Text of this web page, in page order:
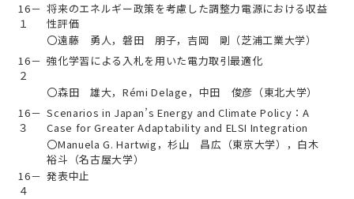
16－
１
将来のエネルギー政策を考慮した調整力電源における収益
性評価
〇遠藤 勇人，磐田 朋子，吉岡 剛（芝浦工業大学）
16－
２
強化学習による入札を用いた電力取引最適化
〇森田 雄大，Rémi Delage，中田 俊彦（東北大学）
16－
３
Scenarios in Japan’s Energy and Climate Policy：A
Case for Greater Adaptability and ELSI Integration
〇Manuela G. Hartwig，杉山 昌広（東京大学），白木
裕斗（名古屋大学）
16－
４
発表中止